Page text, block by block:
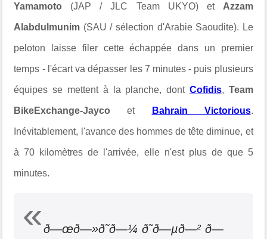
Yamamoto (JAP / JLC Team UKYO) et Azzam
Alabdulmunim (SAU / sélection d'Arabie Saoudite). Le
peloton laisse filer cette échappée dans un premier
temps - l'écart va dépasser les 7 minutes - puis plusieurs
équipes se mettent à la planche, dont Cofidis, Team
BikeExchange-Jayco et Bahrain Victorious.
Inévitablement, l'avance des hommes de tête diminue, et
à 70 kilomètres de l'arrivée, elle n'est plus de que 5
minutes.
ð—œð—»ð˜ð—¼ ð˜ð—µð—² ð—